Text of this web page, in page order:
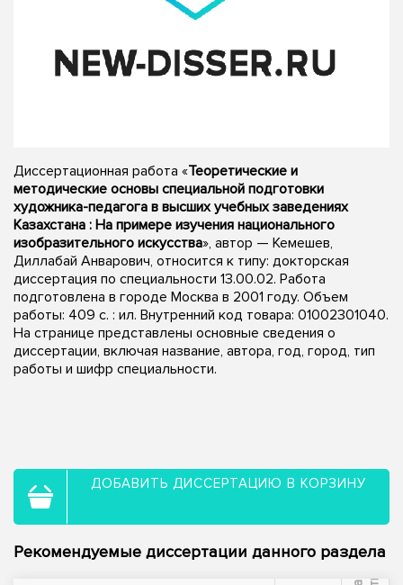
Диссертационная работа «Теоретические и
методические основы специальной подготовки
художника-педагога в высших учебных заведениях
Казахстана : На примере изучения национального
изобразительного искусства», автор — Кемешев,
Диллабай Анварович, относится к типу: докторская
диссертация по специальности 13.00.02. Работа
подготовлена в городе Москва в 2001 году. Объем
работы: 409 с. : ил. Внутренний код товара: 01002301040.
На странице представлены основные сведения о
диссертации, включая название, автора, год, город, тип
работы и шифр специальности.
ДОБАВИТЬ ДИССЕРТАЦИЮ В КОРЗИНУ
Рекомендуемые диссертации данного раздела